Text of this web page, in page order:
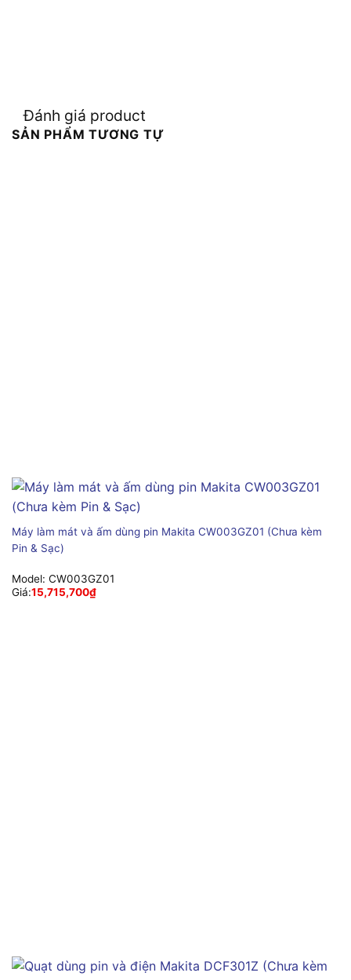
Đánh giá product
SẢN PHẨM TƯƠNG TỰ
Máy làm mát và ấm dùng pin Makita CW003GZ01 (Chưa kèm
Pin & Sạc)
Model: CW003GZ01
Giá:15,715,700₫